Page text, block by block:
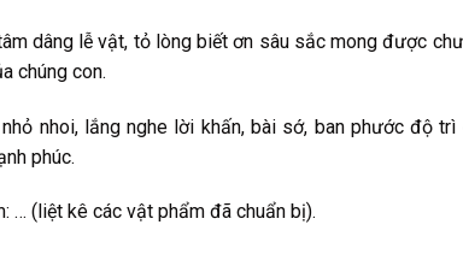
dâng lễ vật, tỏ lòng biết ơn sâu sắc mong được
chúng con.
nhoi, lắng nghe lời khấn, bài sớ, ban phước độ trì
phúc.
… (liệt kê các vật phẩm đã chuẩn bị).